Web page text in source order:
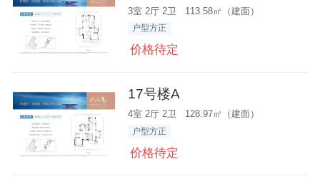
3室 2厅 2卫 113.58㎡（建面）
户型方正
价格待定
17号楼A
4室 2厅 2卫 128.97㎡（建面）
户型方正
价格待定